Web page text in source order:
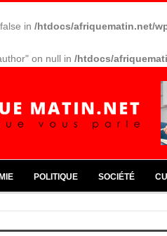
in /htdocs/afriquematin.net/
on null in /htdocs/
POLITIQUE SOCIÉTÉ